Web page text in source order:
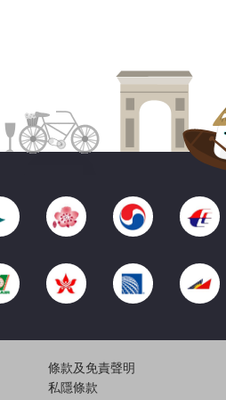
條款及免責聲明
私隱條款